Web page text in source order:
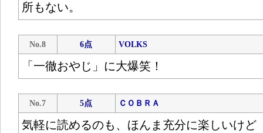
所もない。
No.8 6点 VOLKS
「一徹おやじ」に大爆笑！
No.7 5点 ＣＯＢＲＡ
気軽に読めるのも、ほんま充分に楽しいけど